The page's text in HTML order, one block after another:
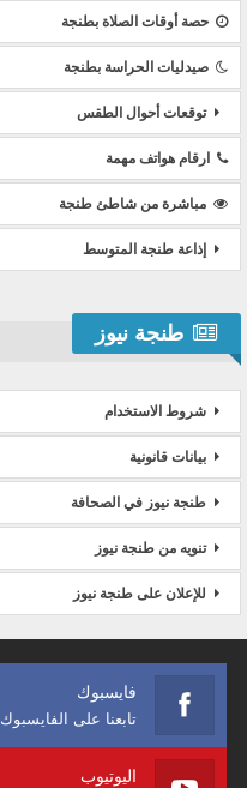
حصة أوقات الصلاة بطنجة
صيدليات الحراسة بطنجة
توقعات أحوال الطقس
ارقام هواتف مهمة
مباشرة من شاطئ طنجة
إذاعة طنجة المتوسط
طنجة نيوز
شروط الاستخدام
بيانات قانونية
طنجة نيوز في الصحافة
تنويه من طنجة نيوز
للإعلان على طنجة نيوز
فايسبوك
تابعنا على الفايسبوك
اليوتيوب